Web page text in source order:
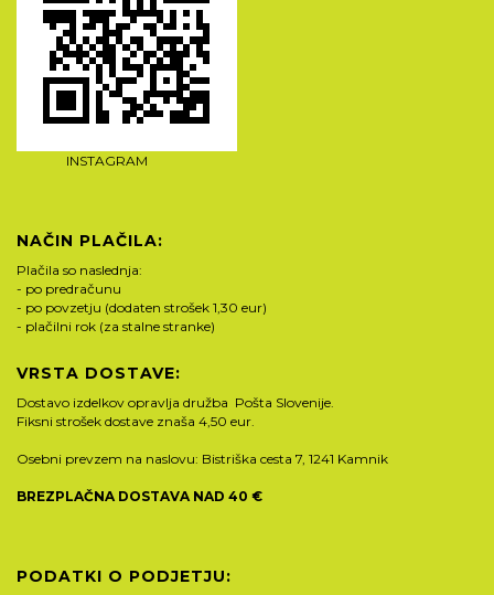
INSTAGRAM
NAČIN PLAČILA:
Plačila so naslednja:
- po predračunu
- po povzetju (dodaten strošek 1,30 eur)
- plačilni rok (za stalne stranke)
VRSTA DOSTAVE:
Dostavo izdelkov opravlja družba Pošta Slovenije.
Fiksni strošek dostave znaša 4,50 eur.
Osebni prevzem na naslovu: Bistriška cesta 7, 1241 Kamnik
BREZPLAČNA DOSTAVA NAD 40 €
PODATKI O PODJETJU: